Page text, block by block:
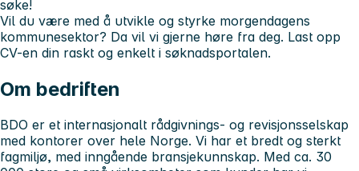
søke!
Vil du være med å utvikle og styrke morgendagens
kommunesektor? Da vil vi gjerne høre fra deg. Last opp
CV-en din raskt og enkelt i søknadsportalen.
Om bedriften
BDO er et internasjonalt rådgivnings- og revisjonsselskap
med kontorer over hele Norge. Vi har et bredt og sterkt
fagmiljø, med inngående bransjekunnskap. Med ca. 30